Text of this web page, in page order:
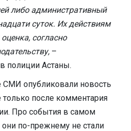
либо административный
суток. Их действиям
согласно
–
полиции Астаны.
СМИ опубликовали новость
только после комментария
Про события в самом
по-прежнему не стали